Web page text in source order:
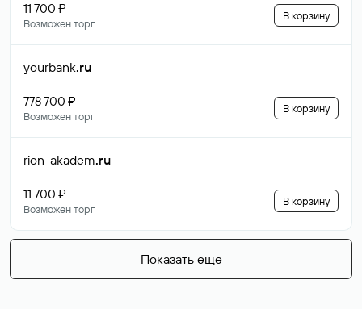
11 700 ₽
Возможен торг
В корзину
yourbank.ru
778 700 ₽
Возможен торг
В корзину
rion-akadem.ru
11 700 ₽
Возможен торг
В корзину
Показать еще